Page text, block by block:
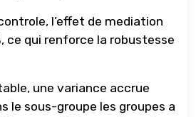
l’effet de mediation
ce qui renforce la robustesse
une variance accrue
le sous-groupe les groupes a